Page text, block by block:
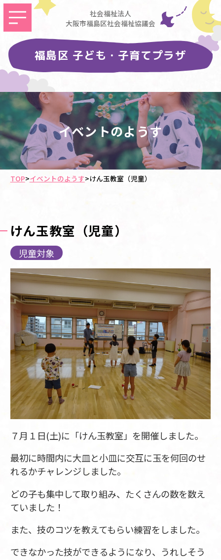
社会福祉法人
大阪市福島区社会福祉協議会
福島区 子ども・子育てプラザ
イベントのようす
TOP>イベントのようす>けん玉教室（児童）
けん玉教室（児童）
児童対象
７月１日(土)に「けん玉教室」を開催しました。
最初に時間内に大皿と小皿に交互に玉を何回のせ
れるかチャレンジしました。
どの子も集中して取り組み、たくさんの数を数え
ていました！
また、技のコツを教えてもらい練習をしました。
できなかった技ができるようになり、うれしそう